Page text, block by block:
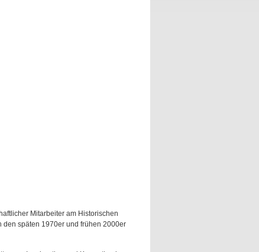
Mitarbeiter am Historischen
den späten 1970er und frühen 2000er